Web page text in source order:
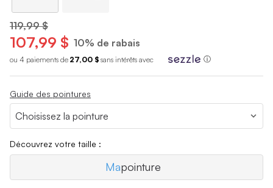
119,99 $
107,99 $ 10% de rabais
ou 4 paiements de 27,00 $ sans intérêts avec ⓘ
Guide des pointures
Découvrez votre taille :
Mapointure